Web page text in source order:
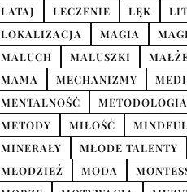
LATAJ
LECZENIE LĘK
LOKALIZACJA
MAGIA
MALUCH
MALUSZKI
MAMA
MECHANIZMY
MENTALNOŚĆ
METODOLOGIA
METODY
MIŁOŚĆ
MINERAŁY
MŁODE TALENTY
MŁODZIEŻ
MODA